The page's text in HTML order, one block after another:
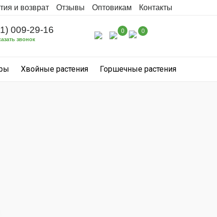
и возврат Отзывы Оптовикам Контакты
009-29-16
звонок
0 0
Хвойные растения Горшечные растения